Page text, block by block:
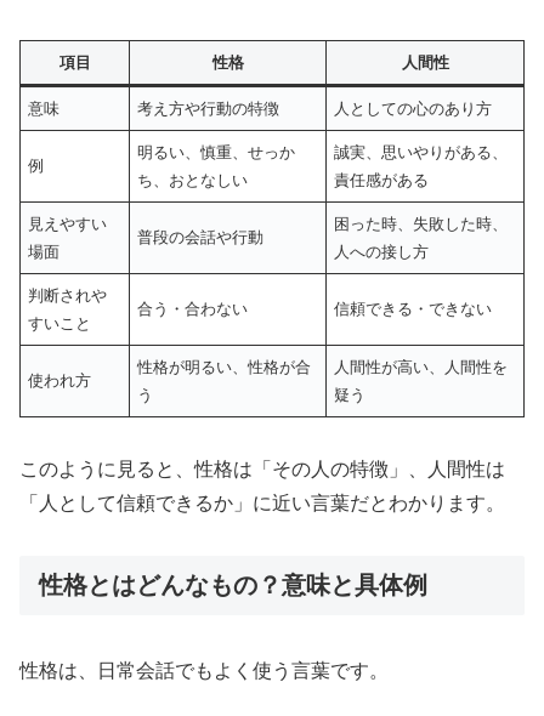
項目 性格 人間性
意味 考え方や行動の特徴 人としての心のあり方
例
明るい、慎重、せっか
ち、おとなしい
誠実、思いやりがある、
責任感がある
見えやすい
場面
普段の会話や行動
困った時、失敗した時、
人への接し方
判断されや
すいこと
合う・合わない 信頼できる・できない
使われ方
性格が明るい、性格が合
う
人間性が高い、人間性を
疑う
このように見ると、性格は「その人の特徴」、人間性は
「人として信頼できるか」に近い言葉だとわかります。
性格とはどんなもの？意味と具体例
性格は、日常会話でもよく使う言葉です。